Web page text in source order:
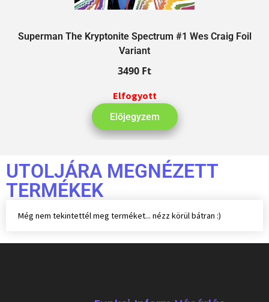
Superman The Kryptonite Spectrum #1 Wes Craig Foil
Variant
3490 Ft
Elfogyott
Előjegyzem
UTOLJÁRA MEGNÉZETT
TERMÉKEK
Még nem tekintettél meg terméket... nézz körül bátran :)